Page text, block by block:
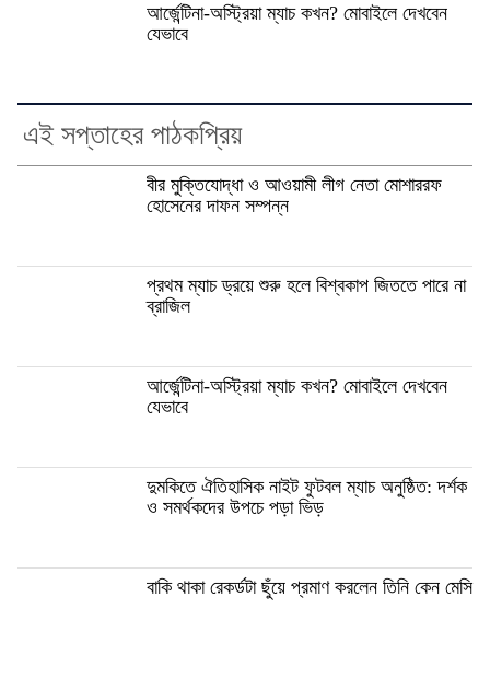
আর্জেন্টিনা-অস্ট্রিয়া ম্যাচ কখন? মোবাইলে দেখবেন
যেভাবে
এই সপ্তাহের পাঠকপ্রিয়
বীর মুক্তিযোদ্ধা ও আওয়ামী লীগ নেতা মোশাররফ
হোসেনের দাফন সম্পন্ন
প্রথম ম্যাচ ড্রয়ে শুরু হলে বিশ্বকাপ জিততে পারে না
ব্রাজিল
আর্জেন্টিনা-অস্ট্রিয়া ম্যাচ কখন? মোবাইলে দেখবেন
যেভাবে
দুমকিতে ঐতিহাসিক নাইট ফুটবল ম্যাচ অনুষ্ঠিত: দর্শক
ও সমর্থকদের উপচে পড়া ভিড়
বাকি থাকা রেকর্ডটা ছুঁয়ে প্রমাণ করলেন তিনি কেন মেসি